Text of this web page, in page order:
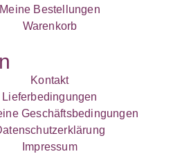
Meine Bestellungen
Warenkorb
Kontakt
Lieferbedingungen
Geschäftsbedingungen
Impressum